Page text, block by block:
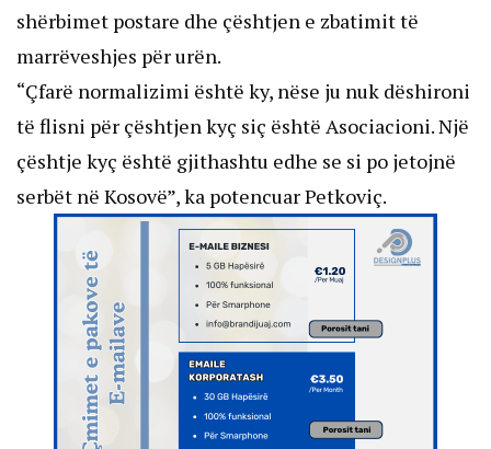
shërbimet postare dhe çështjen e zbatimit të
marrëveshjes për urën.
“Çfarë normalizimi është ky, nëse ju nuk dëshironi
të flisni për çështjen kyç siç është Asociacioni. Një
çështje kyç është gjithashtu edhe se si po jetojnë
serbët në Kosovë”, ka potencuar Petkoviç.